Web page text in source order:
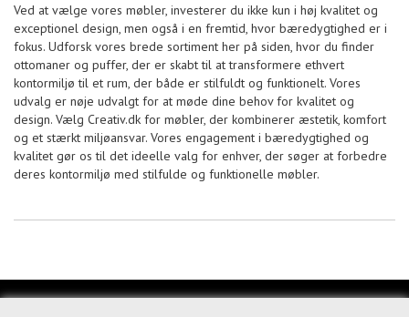
Ved at vælge vores møbler, investerer du ikke kun i høj kvalitet og
exceptionel design, men også i en fremtid, hvor bæredygtighed er i
fokus. Udforsk vores brede sortiment her på siden, hvor du finder
ottomaner og puffer, der er skabt til at transformere ethvert
kontormiljø til et rum, der både er stilfuldt og funktionelt. Vores
udvalg er nøje udvalgt for at møde dine behov for kvalitet og
design. Vælg Creativ.dk for møbler, der kombinerer æstetik, komfort
og et stærkt miljøansvar. Vores engagement i bæredygtighed og
kvalitet gør os til det ideelle valg for enhver, der søger at forbedre
deres kontormiljø med stilfulde og funktionelle møbler.